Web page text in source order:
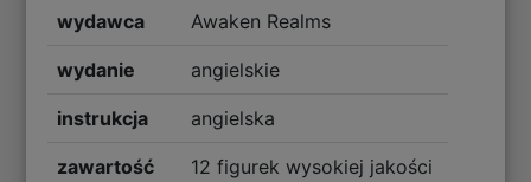
wydawca Awaken Realms
wydanie angielskie
instrukcja angielska
zawartość
12 figurek wysokiej jakości